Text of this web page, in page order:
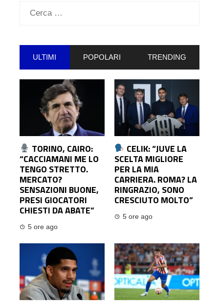
Ricerca
ULTIMI POPOLARI TRENDING
TORINO, CAIRO:
“CACCIAMANI ME LO
TENGO STRETTO.
MERCATO?
SENSAZIONI BUONE,
PRESI GIOCATORI
CHIESTI DA ABATE”
5 ore ago
CELIK: “JUVE LA
SCELTA MIGLIORE
PER LA MIA
CARRIERA. ROMA? LA
RINGRAZIO, SONO
CRESCIUTO MOLTO”
5 ore ago